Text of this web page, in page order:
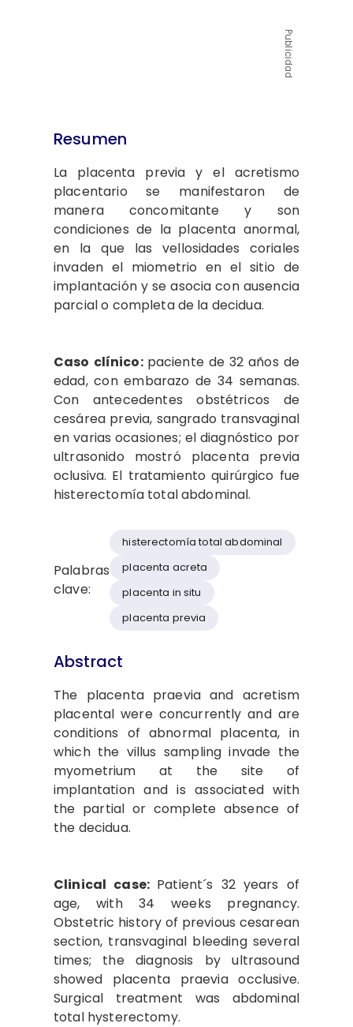
Publicidad
Resumen
La placenta previa y el acretismo
placentario se manifestaron de
manera concomitante y son
condiciones de la placenta anormal,
en la que las vellosidades coriales
invaden el miometrio en el sitio de
implantación y se asocia con ausencia
parcial o completa de la decidua.
Caso clínico: paciente de 32 años de
edad, con embarazo de 34 semanas.
Con antecedentes obstétricos de
cesárea previa, sangrado transvaginal
en varias ocasiones; el diagnóstico por
ultrasonido mostró placenta previa
oclusiva. El tratamiento quirúrgico fue
histerectomía total abdominal.
Palabras
clave:
histerectomía total abdominal
placenta acreta
placenta in situ
placenta previa
Abstract
The placenta praevia and acretism
placental were concurrently and are
conditions of abnormal placenta, in
which the villus sampling invade the
myometrium at the site of
implantation and is associated with
the partial or complete absence of
the decidua.
Clinical case: Patient´s 32 years of
age, with 34 weeks pregnancy.
Obstetric history of previous cesarean
section, transvaginal bleeding several
times; the diagnosis by ultrasound
showed placenta praevia occlusive.
Surgical treatment was abdominal
total hysterectomy.